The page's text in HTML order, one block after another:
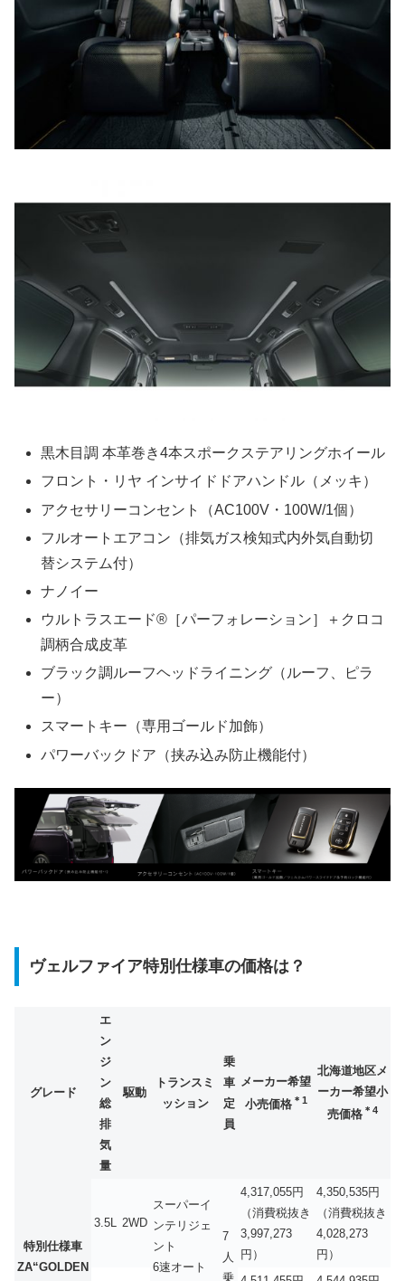
黒木目調 本革巻き4本スポークステアリングホイール
フロント・リヤ インサイドドアハンドル（メッキ）
アクセサリーコンセント（AC100V・100W/1個）
フルオートエアコン（排気ガス検知式内外気自動切
替システム付）
ナノイー
ウルトラスエード®［パーフォレーション］＋クロコ
調柄合成皮革
ブラック調ルーフヘッドライニング（ルーフ、ピラ
ー）
スマートキー（専用ゴールド加飾）
パワーバックドア（挟み込み防止機能付）
ヴェルファイア特別仕様車の価格は？
グレード
エ
ン
ジ
ン
総
排
気
量
駆動
トランスミ
ッション
乗
車
定
員
メーカー希望
小売価格 ＊1
北海道地区メ
ーカー希望小
売価格 ＊4
特別仕様車
ZA“GOLDEN
3.5L 2WD
スーパーイ
ンテリジェ
ント
6速オート
7
人
乗
4,317,055円
（消費税抜き
3,997,273
円）
4,350,535円
（消費税抜き
4,028,273
円）